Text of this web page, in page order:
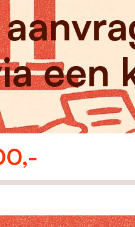
een
wilt u lenen?